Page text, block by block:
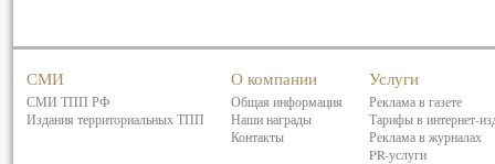
СМИ
СМИ ТПП РФ
Издания территориальных ТПП
О компании
Общая информация
Наши награды
Контакты
Услуги
Реклама в газете
Тарифы в интернет-
Реклама в журналах
PR-услуги